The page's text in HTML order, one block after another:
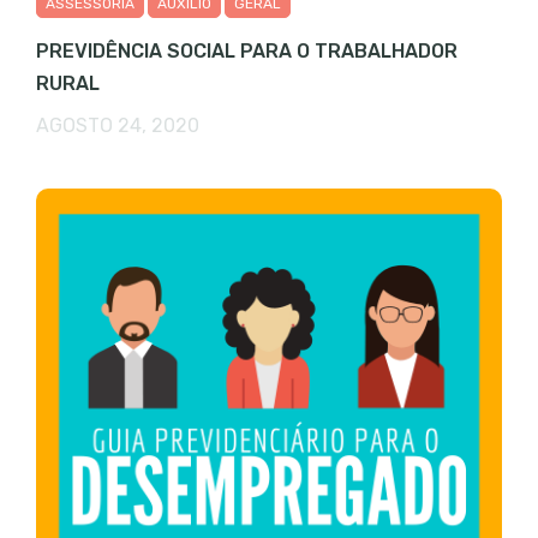
ASSESSORIA AUXÍLIO GERAL
PREVIDÊNCIA SOCIAL PARA O TRABALHADOR
RURAL
AGOSTO 24, 2020